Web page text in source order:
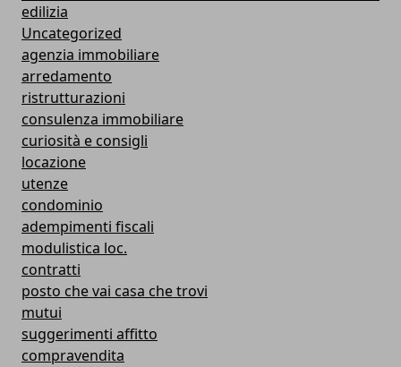
edilizia
Uncategorized
agenzia immobiliare
arredamento
ristrutturazioni
consulenza immobiliare
curiosità e consigli
locazione
utenze
condominio
adempimenti fiscali
modulistica loc.
contratti
posto che vai casa che trovi
mutui
suggerimenti affitto
compravendita